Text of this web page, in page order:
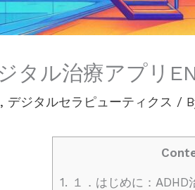
タル治療アプリ
, デジタルセラピューティクス /
1. １．はじめに：